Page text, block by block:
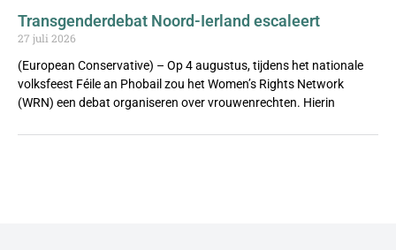
Transgenderdebat Noord-Ierland escaleert
27 juli 2026
(European Conservative) – Op 4 augustus, tijdens het nationale
volksfeest Féile an Phobail zou het Women’s Rights Network
(WRN) een debat organiseren over vrouwenrechten. Hierin